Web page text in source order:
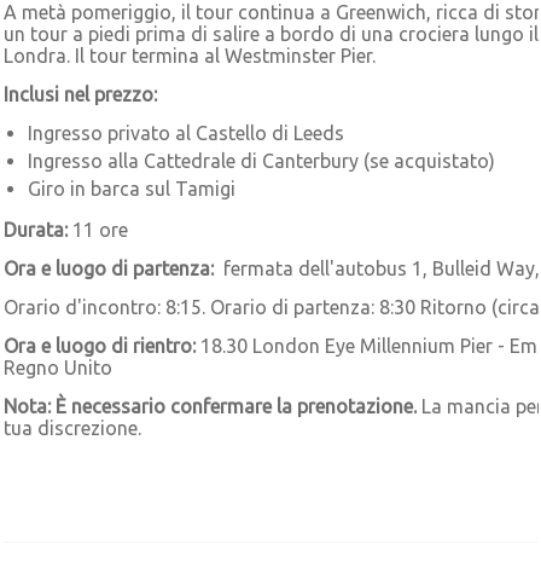
A metà pomeriggio, il tour continua a Greenwich, ricca di
un tour a piedi prima di salire a bordo di una crociera lungo
Londra. Il tour termina al Westminster Pier.
Inclusi nel prezzo:
Ingresso privato al Castello di Leeds
Ingresso alla Cattedrale di Canterbury (se acquistato)
Giro in barca sul Tamigi
Durata: 11 ore
Ora e luogo di partenza: fermata dell'autobus 1, Bulleid
Orario d'incontro: 8:15. Orario di partenza: 8:30 Ritorno
Ora e luogo di rientro: 18.30 London Eye Millennium Pier -
Regno Unito
Nota: È necessario confermare la prenotazione. La mancia
tua discrezione.